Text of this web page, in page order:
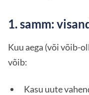
1. samm:
Kuu aega (või võib-
võib:
Kasu uute